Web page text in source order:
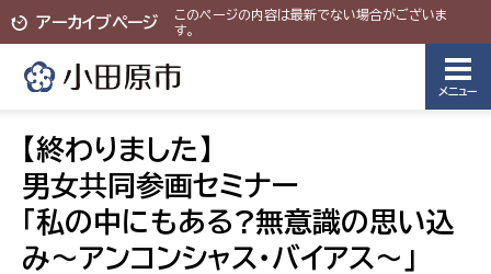
アーカイブページ
このページの内容は最新でない場合がございま
す。
メニュー
【終わりました】
男女共同参画セミナー
「私の中にもある?無意識の思い込
み～アンコンシャス・バイアス～」